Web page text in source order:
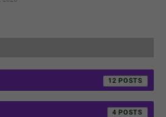
12
4